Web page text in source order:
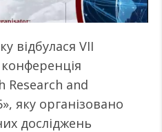
відбулася VII
Research and
яку організовано
досліджень